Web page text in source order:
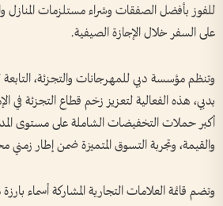
للفوز بأفضل الصفقات وشراء مستلزمات المنازل
على السفر خلال الإجازة الصيفية.
وتنظم مؤسسة دبي للمهرجانات والتجزئة، التابعة
بدبي، هذه الفعالية لتعزيز زخم قطاع التجزئة في
أكبر حملات التخفيضات الشاملة على مستوى
والقيمة، وتجربة التسوق المتميزة ضمن إطار زمني
وتضم قائمة العلامات التجارية المشاركة أسماء